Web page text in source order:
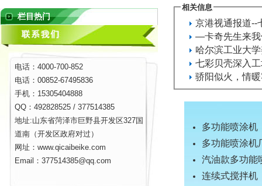
栏目热门
电话：4000-700-852
电话：00852-67495836
手机：15305404888
QQ：492828525 / 377514385
地址:山东省菏泽市巨野县开发区327国
道南（开发区政府对过）
网址：www.qicaibeike.com
Email：377514385@qq.com
相关信息
京港视通报道--
―卡奇先生来我
哈尔滨工业大
七彩贝壳深入
骄阳似火，情
多功能喷涂机
多功能喷涂机
汽油款多功能
连续式搅拌机